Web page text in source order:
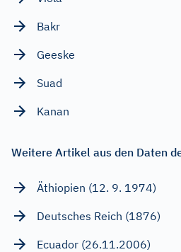
Bakr
Geeske
Suad
Kanan
Weitere Artikel aus den Daten
Äthiopien (12. 9. 1974)
Deutsches Reich (1876)
Ecuador (26.11.2006)